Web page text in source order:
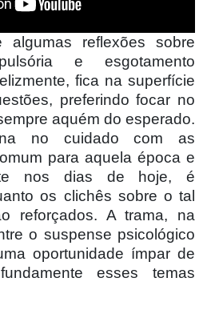
algumas reflexões sobre
e esgotamento
fica na superfície
preferindo focar no
aquém do esperado.
no cuidado com as
para aquela época e
nos dias de hoje, é
os clichês sobre o tal
reforçados. A trama, na
o suspense psicológico
oportunidade ímpar de
esses temas